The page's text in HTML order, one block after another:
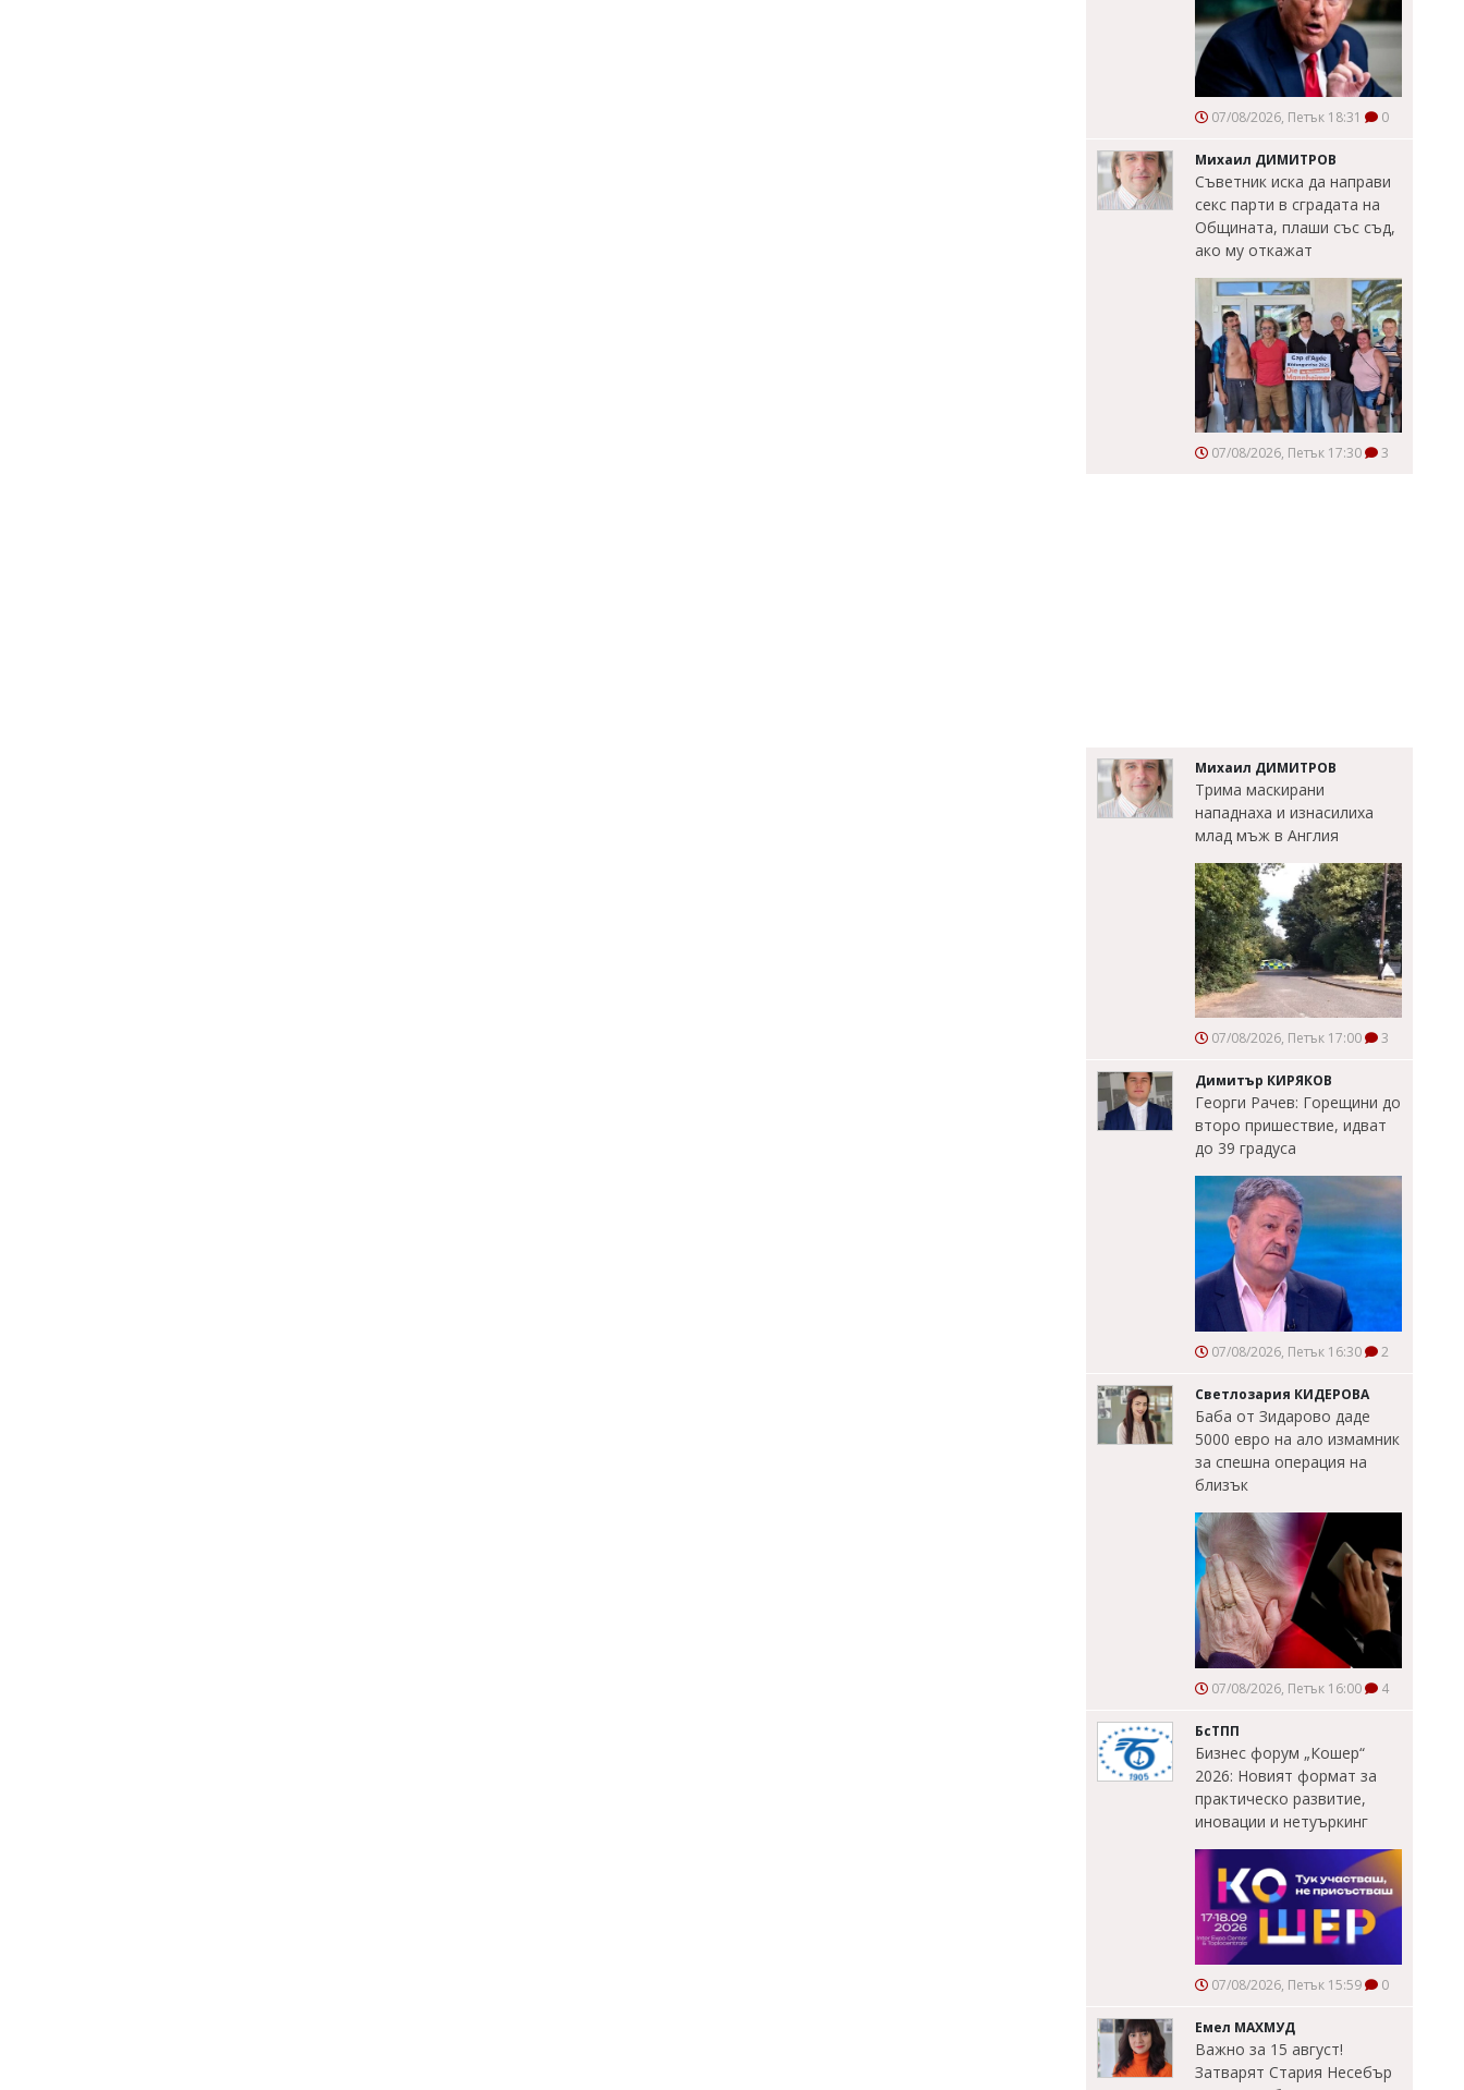
07/08/2026, Петък 18:31 0
Михаил ДИМИТРОВ
Съветник иска да направи
секс парти в сградата на
Общината, плаши със съд,
ако му откажат
07/08/2026, Петък 17:30 3
Михаил ДИМИТРОВ
Трима маскирани
нападнаха и изнасилиха
млад мъж в Англия
07/08/2026, Петък 17:00 3
Димитър КИРЯКОВ
Георги Рачев: Горещини до
второ пришествие, идват
до 39 градуса
07/08/2026, Петък 16:30 2
Светлозария КИДЕРОВА
Баба от Зидарово даде
5000 евро на ало измамник
за спешна операция на
близък
07/08/2026, Петък 16:00 4
БсТПП
Бизнес форум „Кошер“
2026: Новият формат за
практическо развитие,
иновации и нетуъркинг
07/08/2026, Петък 15:59 0
Емел МАХМУД
Важно за 15 август!
Затварят Стария Несебър